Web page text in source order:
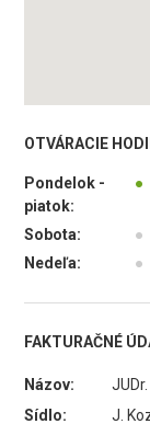
OTVÁRACIE
Pondelok -
piatok:
●
Sobota: ●
Nedeľa:
●
FAKTURAČNÉ
Názov:
Sídlo:
J.